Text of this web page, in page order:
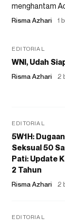
menghantam
Risma Azhari 1
EDITORIAL
WNI, Udah
Risma Azhari 2
EDITORIAL
5W1H:
Seksual 50
Pati: Update
2 Tahun
Risma Azhari 2
EDITORIAL